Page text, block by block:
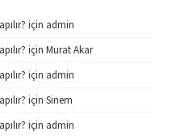
için admin
için Murat Akar
için admin
için Sinem
için admin